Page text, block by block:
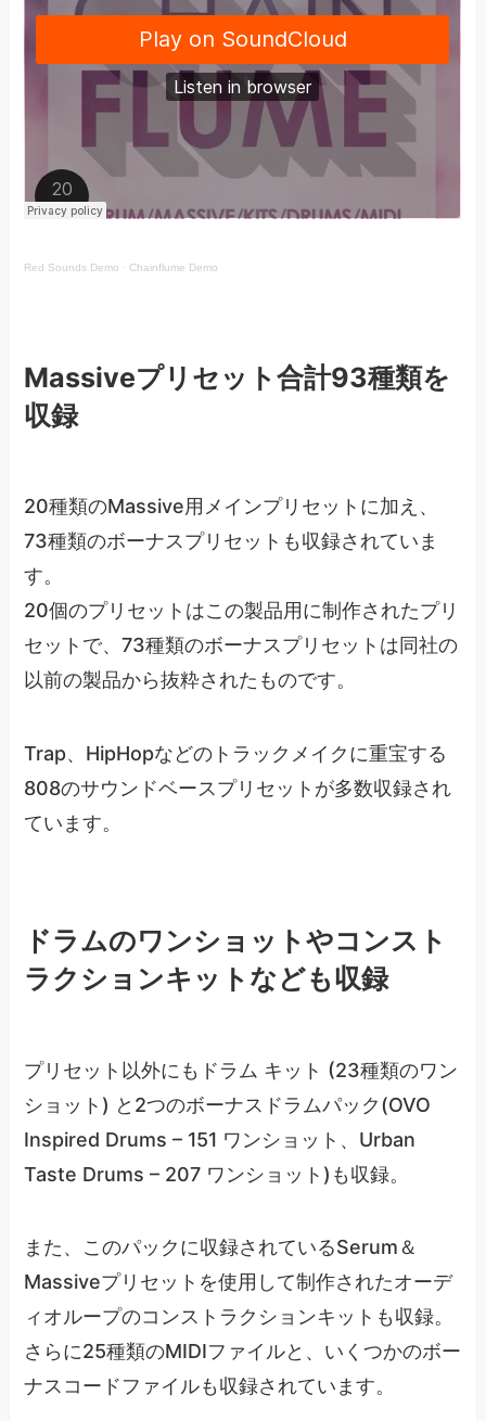
Red Sounds Demo · Chainflume Demo
Massiveプリセット合計93種類を
収録
20種類のMassive用メインプリセットに加え、
73種類のボーナスプリセットも収録されていま
す。
20個のプリセットはこの製品用に制作されたプリ
セットで、73種類のボーナスプリセットは同社の
以前の製品から抜粋されたものです。
Trap、HipHopなどのトラックメイクに重宝する
808のサウンドベースプリセットが多数収録され
ています。
ドラムのワンショットやコンスト
ラクションキットなども収録
プリセット以外にもドラム キット (23種類のワン
ショット) と2つのボーナスドラムパック(OVO
Inspired Drums – 151 ワンショット、Urban
Taste Drums – 207 ワンショット)も収録。
また、このパックに収録されているSerum＆
Massiveプリセットを使用して制作されたオーデ
ィオループのコンストラクションキットも収録。
さらに25種類のMIDIファイルと、いくつかのボー
ナスコードファイルも収録されています。